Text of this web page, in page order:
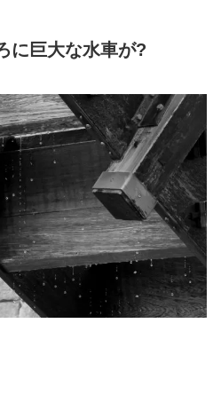
に巨大な水車が?